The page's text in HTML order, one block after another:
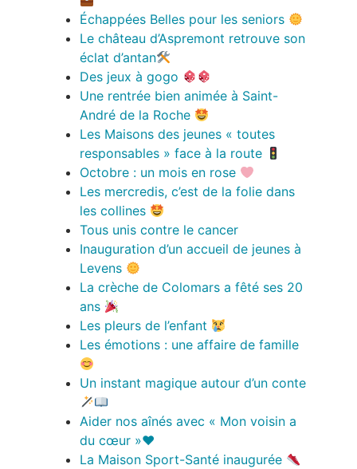
Échappées Belles pour les seniors
Le château d’Aspremont retrouve son
éclat d’antan
Des jeux à gogo
Une rentrée bien animée à Saint-
André de la Roche
Les Maisons des jeunes « toutes
responsables » face à la route
Octobre : un mois en rose
Les mercredis, c’est de la folie dans
les collines
Tous unis contre le cancer
Inauguration d’un accueil de jeunes à
Levens
La crèche de Colomars a fêté ses 20
ans
Les pleurs de l’enfant
Les émotions : une affaire de famille
Un instant magique autour d’un conte
Aider nos aînés avec « Mon voisin a
du cœur »♥️
La Maison Sport-Santé inaugurée